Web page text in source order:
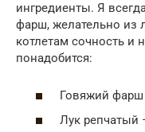
ингредиенты. Я
фарш, желательно из
котлетам сочность и
понадобится:
Говяжий фарш
Лук репчатый